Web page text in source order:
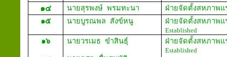
๑๔ นายสุรพงษ์ พรมทะนา
ฝ่ายจัดตั้งสหภาพ
๑๕
นายบูรณพล สังข์หนู ฝ่ายจัดตั้งสหภาพแ
Established
๑๖ นายวรเมธ ขำสินธุ์ ฝ่ายจัดตั้งสหภาพแ
Established